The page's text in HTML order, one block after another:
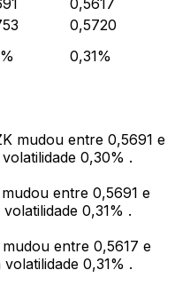
0,5720
0,31%
mudou entre 0,5691 e
0,30% .
entre 0,5691 e
0,31% .
entre 0,5617 e
0,31% .